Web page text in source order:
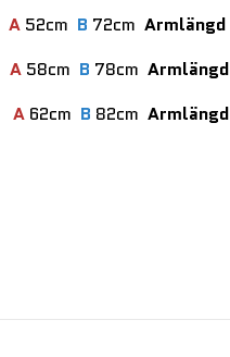
A 52cm B 72cm Armlängd
A 58cm B 78cm Armlängd
A 62cm B 82cm Armlängd